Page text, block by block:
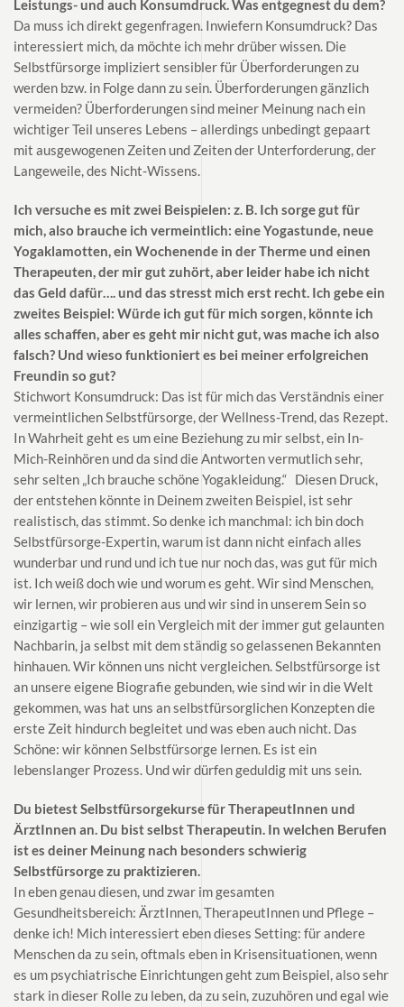
Leistungs- und auch Konsumdruck. Was entgegnest du dem?
Da muss ich direkt gegenfragen. Inwiefern Konsumdruck? Das
interessiert mich, da möchte ich mehr drüber wissen. Die
Selbstfürsorge impliziert sensibler für Überforderungen zu
werden bzw. in Folge dann zu sein. Überforderungen gänzlich
vermeiden? Überforderungen sind meiner Meinung nach ein
wichtiger Teil unseres Lebens – allerdings unbedingt gepaart
mit ausgewogenen Zeiten und Zeiten der Unterforderung, der
Langeweile, des Nicht-Wissens.
Ich versuche es mit zwei Beispielen: z. B. Ich sorge gut für
mich, also brauche ich vermeintlich: eine Yogastunde, neue
Yogaklamotten, ein Wochenende in der Therme und einen
Therapeuten, der mir gut zuhört, aber leider habe ich nicht
das Geld dafür…. und das stresst mich erst recht. Ich gebe ein
zweites Beispiel: Würde ich gut für mich sorgen, könnte ich
alles schaffen, aber es geht mir nicht gut, was mache ich also
falsch? Und wieso funktioniert es bei meiner erfolgreichen
Freundin so gut?
Stichwort Konsumdruck: Das ist für mich das Verständnis einer
vermeintlichen Selbstfürsorge, der Wellness-Trend, das Rezept.
In Wahrheit geht es um eine Beziehung zu mir selbst, ein In-
Mich-Reinhören und da sind die Antworten vermutlich sehr,
sehr selten „Ich brauche schöne Yogakleidung.“ Diesen Druck,
der entstehen könnte in Deinem zweiten Beispiel, ist sehr
realistisch, das stimmt. So denke ich manchmal: ich bin doch
Selbstfürsorge-Expertin, warum ist dann nicht einfach alles
wunderbar und rund und ich tue nur noch das, was gut für mich
ist. Ich weiß doch wie und worum es geht. Wir sind Menschen,
wir lernen, wir probieren aus und wir sind in unserem Sein so
einzigartig – wie soll ein Vergleich mit der immer gut gelaunten
Nachbarin, ja selbst mit dem ständig so gelassenen Bekannten
hinhauen. Wir können uns nicht vergleichen. Selbstfürsorge ist
an unsere eigene Biografie gebunden, wie sind wir in die Welt
gekommen, was hat uns an selbstfürsorglichen Konzepten die
erste Zeit hindurch begleitet und was eben auch nicht. Das
Schöne: wir können Selbstfürsorge lernen. Es ist ein
lebenslanger Prozess. Und wir dürfen geduldig mit uns sein.
Du bietest Selbstfürsorgekurse für TherapeutInnen und
ÄrztInnen an. Du bist selbst Therapeutin. In welchen Berufen
ist es deiner Meinung nach besonders schwierig
Selbstfürsorge zu praktizieren.
In eben genau diesen, und zwar im gesamten
Gesundheitsbereich: ÄrztInnen, TherapeutInnen und Pflege –
denke ich! Mich interessiert eben dieses Setting: für andere
Menschen da zu sein, oftmals eben in Krisensituationen, wenn
es um psychiatrische Einrichtungen geht zum Beispiel, also sehr
stark in dieser Rolle zu leben, da zu sein, zuzuhören und egal wie